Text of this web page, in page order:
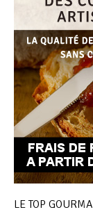
LE TOP